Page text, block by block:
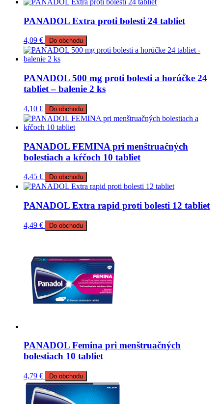
PANADOL Extra proti bolesti 24 tabliet
4,09 € Do obchodu
PANADOL 500 mg proti bolesti a horúčke 24
tabliet – balenie 2 ks
4,10 € Do obchodu
PANADOL FEMINA pri menštruačných
bolestiach a kŕčoch 10 tabliet
4,45 € Do obchodu
PANADOL Extra rapid proti bolesti 12 tabliet
4,49 € Do obchodu
PANADOL Femina pri menštruačných
bolestiach 10 tabliet
4,79 € Do obchodu